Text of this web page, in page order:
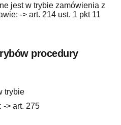
jest w trybie zamówienia z
-> art. 214 ust. 1 pkt 11
procedury
trybie
-> art. 275